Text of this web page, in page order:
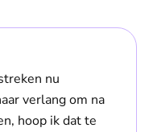
nu
verlang om na
hoop ik dat te